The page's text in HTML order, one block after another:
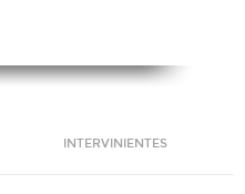
INTERVINIENTES